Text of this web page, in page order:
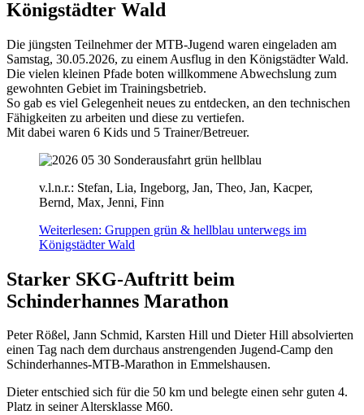
Königstädter Wald
Die jüngsten Teilnehmer der MTB-Jugend waren eingeladen am
Samstag, 30.05.2026, zu einem Ausflug in den Königstädter Wald.
Die vielen kleinen Pfade boten willkommene Abwechslung zum
gewohnten Gebiet im Trainingsbetrieb.
So gab es viel Gelegenheit neues zu entdecken, an den technischen
Fähigkeiten zu arbeiten und diese zu vertiefen.
Mit dabei waren 6 Kids und 5 Trainer/Betreuer.
v.l.n.r.: Stefan, Lia, Ingeborg, Jan, Theo, Jan, Kacper,
Bernd, Max, Jenni, Finn
Weiterlesen: Gruppen grün & hellblau unterwegs im
Königstädter Wald
Starker SKG-Auftritt beim
Schinderhannes Marathon
Peter Rößel, Jann Schmid, Karsten Hill und Dieter Hill absolvierten
einen Tag nach dem durchaus anstrengenden Jugend-Camp den
Schinderhannes-MTB-Marathon in Emmelshausen.
Dieter entschied sich für die 50 km und belegte einen sehr guten 4.
Platz in seiner Altersklasse M60.